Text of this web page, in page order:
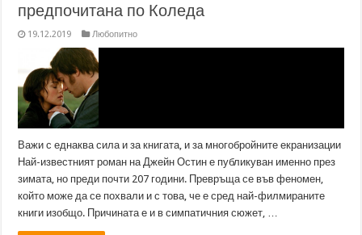
предпочитана по Коледа
19.12.2019 Любопитно
Важи с еднаква сила и за книгата, и за многобройните екранизации
Най-известният роман на Джейн Остин е публикуван именно през
зимата, но преди почти 207 години. Превръща се във феномен,
който може да се похвали и с това, че е сред най-филмираните
книги изобщо. Причината е и в симпатичния сюжет, …